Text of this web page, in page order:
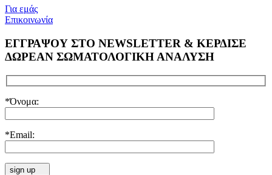
Για εμάς
Επικοινωνία
ΕΓΓΡΑΨΟΥ ΣΤΟ NEWSLETTER & ΚΕΡΔΙΣΕ
ΔΩΡΕΑΝ ΣΩΜΑΤΟΛΟΓΙΚΗ ΑΝΑΛΥΣΗ
*Όνομα:
*Email:
sign up